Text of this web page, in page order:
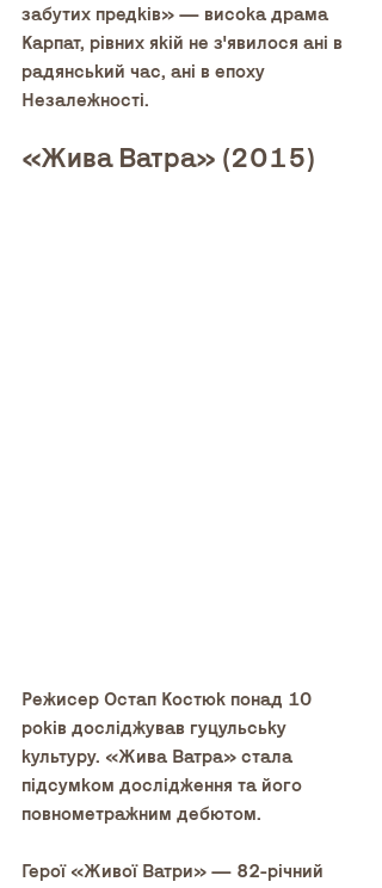
забутих предків» — висока драма
Карпат, рівних якій не з'явилося ані в
радянський час, ані в епоху
Незалежності.
«Жива Ватра» (2015)
Режисер Остап Костюк понад 10
років досліджував гуцульську
культуру. «Жива Ватра» стала
підсумком дослідження та його
повнометражним дебютом.
Герої «Живої Ватри» — 82-річний